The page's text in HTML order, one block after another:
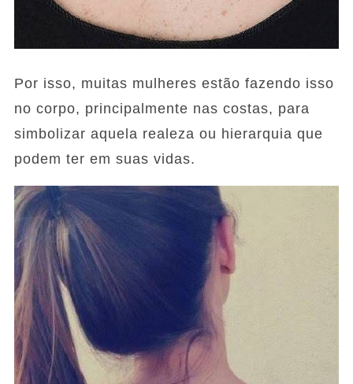
Por isso, muitas mulheres estão fazendo isso
no corpo, principalmente nas costas, para
simbolizar aquela realeza ou hierarquia que
podem ter em suas vidas.